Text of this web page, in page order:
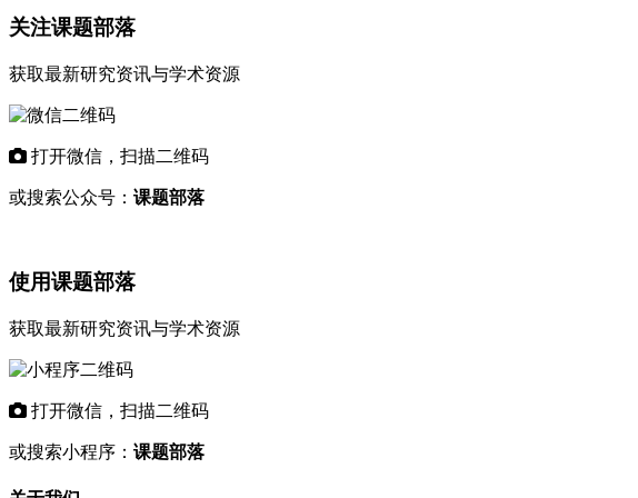
关注课题部落
获取最新研究资讯与学术资源
打开微信，扫描二维码
或搜索公众号： 课题部落
使用课题部落
获取最新研究资讯与学术资源
打开微信，扫描二维码
或搜索小程序： 课题部落